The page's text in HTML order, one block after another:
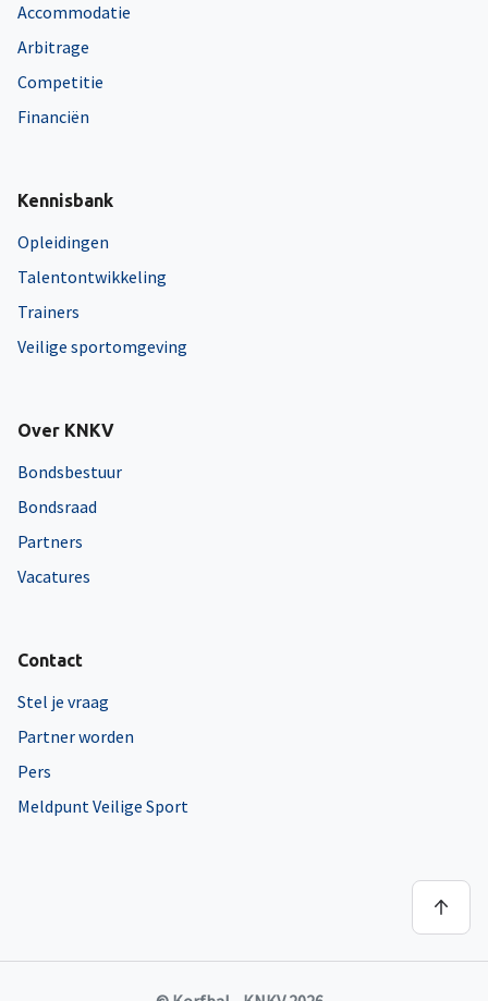
Accommodatie
Arbitrage
Competitie
Financiën
Kennisbank
Opleidingen
Talentontwikkeling
Trainers
Veilige sportomgeving
Over KNKV
Bondsbestuur
Bondsraad
Partners
Vacatures
Contact
Stel je vraag
Partner worden
Pers
Meldpunt Veilige Sport